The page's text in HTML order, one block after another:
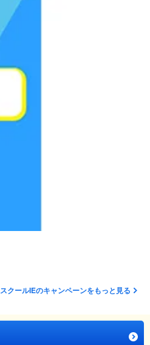
スクールIEのキャンペーンをもっと見る